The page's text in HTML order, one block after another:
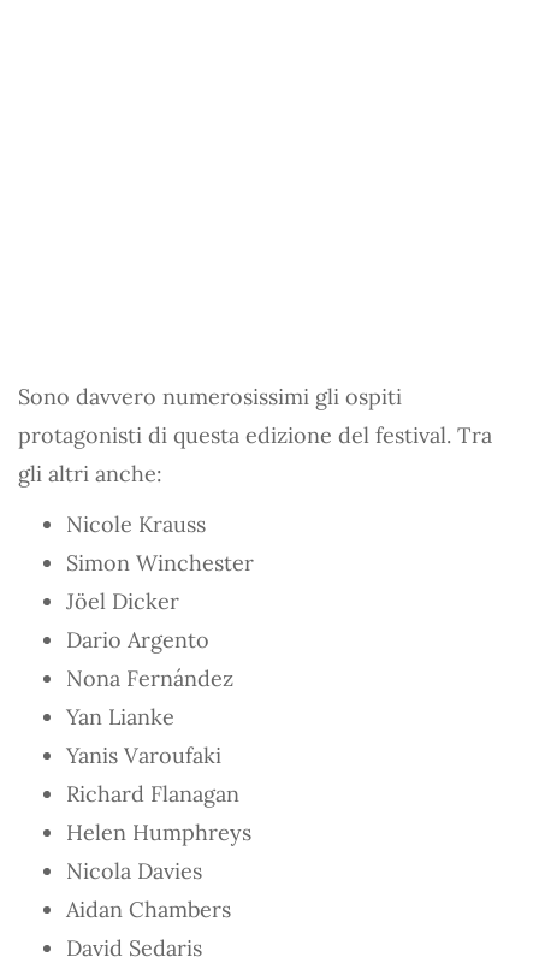
Sono davvero numerosissimi gli ospiti
protagonisti di questa edizione del festival. Tra
gli altri anche:
Nicole Krauss
Simon Winchester
Jöel Dicker
Dario Argento
Nona Fernández
Yan Lianke
Yanis Varoufaki
Richard Flanagan
Helen Humphreys
Nicola Davies
Aidan Chambers
David Sedaris